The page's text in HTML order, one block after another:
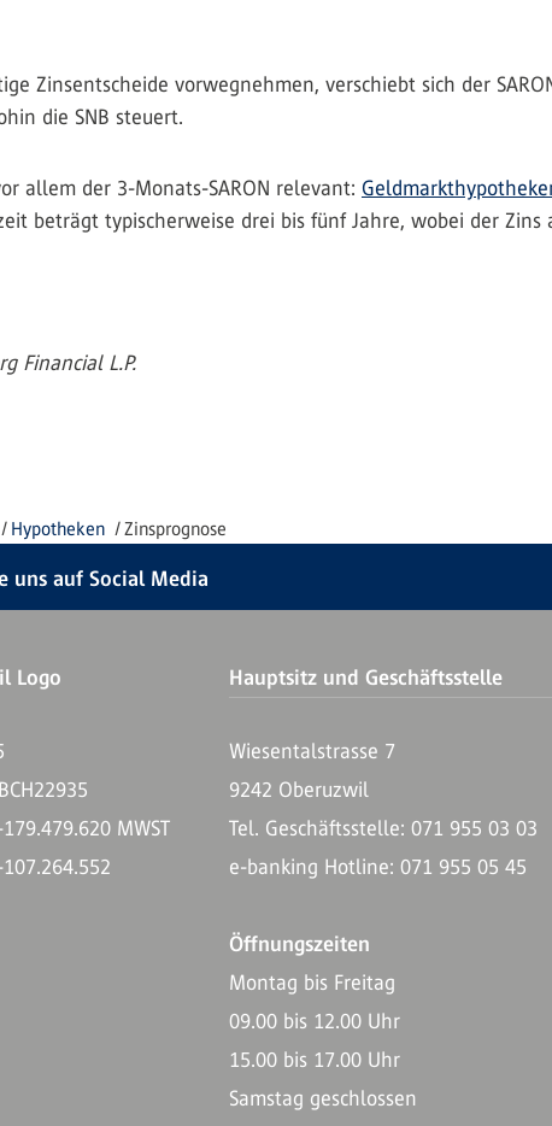
Zinsentscheide vorwegnehmen, verschiebt sich der
die SNB steuert.
allem der 3-Monats-SARON relevant:
beträgt typischerweise drei bis fünf Jahre, wobei der
Financial L.P.
Hypotheken Zinsprognose
uns auf Social Media
Hauptsitz und Geschäftsstelle
179.479.620 MWST
107.264.552
Wiesentalstrasse 7
9242 Oberuzwil
Tel. Geschäftsstelle: 071 955 03 03
e-banking Hotline: 071 955 05 45
Öffnungszeiten
Montag bis Freitag
09.00 bis 12.00 Uhr
15.00 bis 17.00 Uhr
Samstag geschlossen